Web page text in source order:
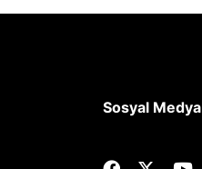
Sosyal Medya